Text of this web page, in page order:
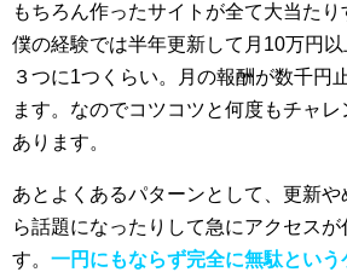
もちろん作ったサイトが全て大当たり
僕の経験では半年更新して月10万円
３つに1つくらい。月の報酬が数千円
ます。なのでコツコツと何度もチャ
あります。
あとよくあるパターンとして、更新
ら話題になったりして急にアクセスが
す。 一円にもならず完全に無駄という